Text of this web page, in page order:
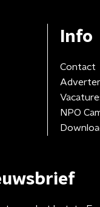
Info
Contact
NPO